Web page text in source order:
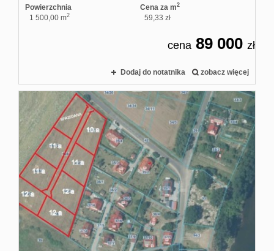
Powierzchnia
1 500,00 m2
Cena za m2
59,33 zł
cena 89 000 zł
Dodaj do notatnika zobacz więcej